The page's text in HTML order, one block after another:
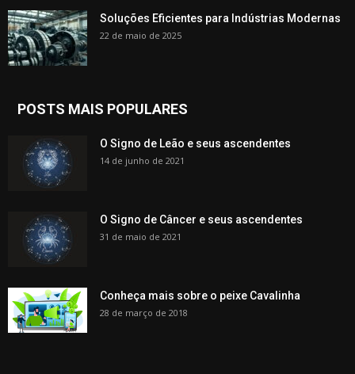
Soluções Eficientes para Indústrias Modernas
22 de maio de 2025
POSTS MAIS POPULARES
O Signo de Leão e seus ascendentes
14 de junho de 2021
O Signo de Câncer e seus ascendentes
31 de maio de 2021
Conheça mais sobre o peixe Cavalinha
28 de março de 2018